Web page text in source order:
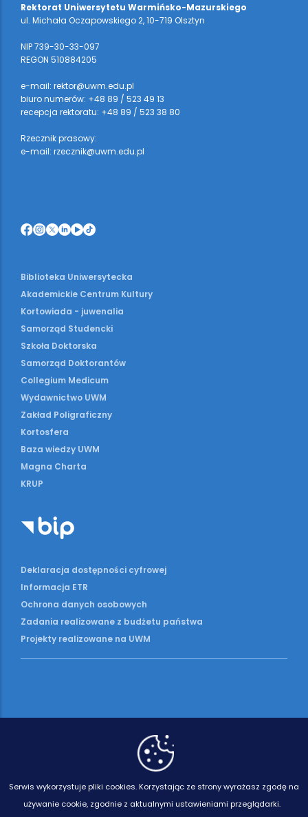
Rektorat Uniwersytetu Warmińsko-Mazurskiego
ul. Michała Oczapowskiego 2, 10-719 Olsztyn
NIP 739-30-33-097
REGON 510884205
e-mail: rektor@uwm.edu.pl
biuro numerów: +48 89 / 523 49 13
recepcja rektoratu: +48 89 / 523 38 80
Rzecznik prasowy:
e-mail: rzecznik@uwm.edu.pl
Biblioteka Uniwersytecka
Akademickie Centrum Kultury
Kortowiada - juwenalia
Samorząd Studencki
Szkoła Doktorska
Samorząd Doktorantów
Collegium Medicum
Wydawnictwo UWM
Zakład Poligraficzny
Kortosfera
Baza wiedzy UWM
Magna Charta
KRUP
Deklaracja dostępności cyfrowej
Informacja ETR
Ochrona danych osobowych
Zadania realizowane z budżetu państwa
Projekty realizowane na UWM
Serwis wykorzystuje pliki cookies. Korzystając ze strony wyrażasz zgodę na
używanie cookie, zgodnie z aktualnymi ustawieniami przeglądarki.